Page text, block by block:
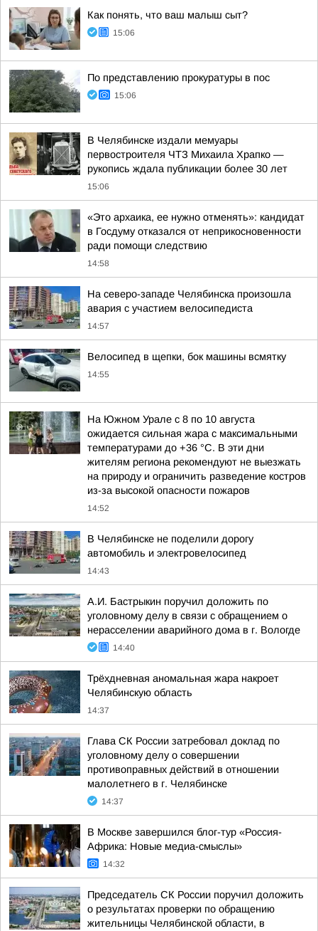
Как понять, что ваш малыш сыт?
15:06
По представлению прокуратуры в пос
15:06
В Челябинске издали мемуары
первостроителя ЧТЗ Михаила Храпко —
рукопись ждала публикации более 30 лет
15:06
«Это архаика, ее нужно отменять»: кандидат
в Госдуму отказался от неприкосновенности
ради помощи следствию
14:58
На северо-западе Челябинска произошла
авария с участием велосипедиста
14:57
Велосипед в щепки, бок машины всмятку
14:55
На Южном Урале с 8 по 10 августа
ожидается сильная жара с максимальными
температурами до +36 °C. В эти дни
жителям региона рекомендуют не выезжать
на природу и ограничить разведение костров
из-за высокой опасности пожаров
14:52
В Челябинске не поделили дорогу
автомобиль и электровелосипед
14:43
А.И. Бастрыкин поручил доложить по
уголовному делу в связи с обращением о
нерасселении аварийного дома в г. Вологде
14:40
Трёхдневная аномальная жара накроет
Челябинскую область
14:37
Глава СК России затребовал доклад по
уголовному делу о совершении
противоправных действий в отношении
малолетнего в г. Челябинске
14:37
В Москве завершился блог-тур «Россия-
Африка: Новые медиа-смыслы»
14:32
Председатель СК России поручил доложить
о результатах проверки по обращению
жительницы Челябинской области, в